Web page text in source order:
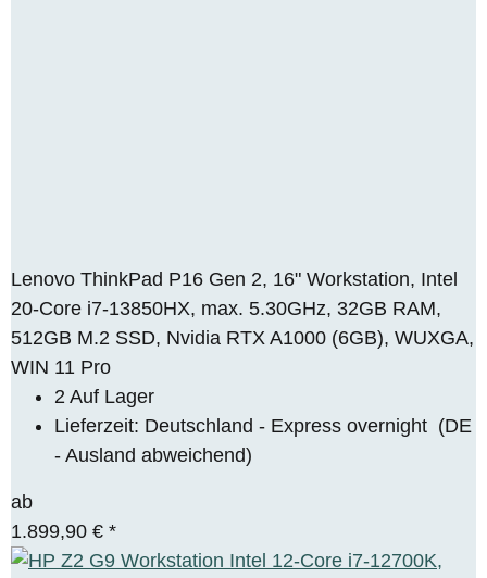
Lenovo ThinkPad P16 Gen 2, 16" Workstation, Intel
20-Core i7-13850HX, max. 5.30GHz, 32GB RAM,
512GB M.2 SSD, Nvidia RTX A1000 (6GB), WUXGA,
WIN 11 Pro
2 Auf Lager
Lieferzeit: Deutschland - Express overnight (DE
- Ausland abweichend)
ab
1.899,90 € *